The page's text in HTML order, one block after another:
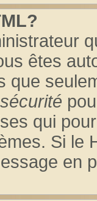
êtes
que
sécurité
qui
Si le
en